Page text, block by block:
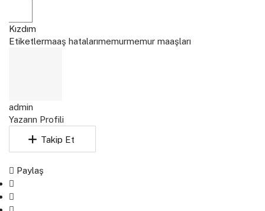
Kızdım
Etiketlermaaş hatalarımemurmemur maaşları
admin
Yazarın Profili
Takip Et
Paylaş